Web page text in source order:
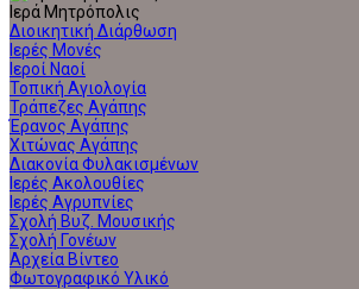
Ιερά Μητρόπολις
Διοικητική Διάρθωση
Ιερές Μονές
Ιεροί Ναοί
Τοπική Αγιολογία
Τράπεζες Αγάπης
Έρανος Αγάπης
Χιτώνας Αγάπης
Διακονία Φυλακισμένων
Ιερές Ακολουθίες
Ιερές Αγρυπνίες
Σχολή Βυζ. Μουσικής
Σχολή Γονέων
Αρχεία Βίντεο
Φωτογραφικό Υλικό